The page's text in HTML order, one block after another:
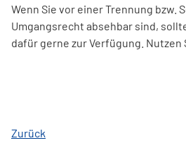
Wenn Sie vor einer Trennung
Umgangsrecht absehbar sind,
dafür gerne zur Verfügung.
Zurück